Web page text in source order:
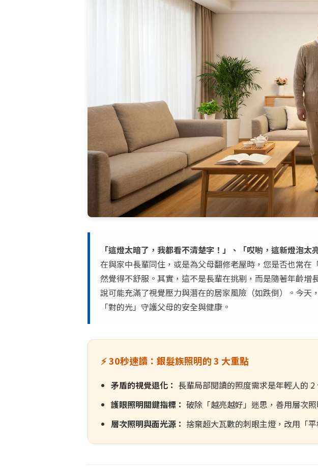
「這燈太暗了，我都看不清楚字！」、「哎喲，這新燈泡太
在與家中長輩同住，或是為父母翻修老屋時，您是否也常
然覺得不舒服。其實，這不是長輩在挑剔，而是隨著年齡
說可能充滿了視覺壓力與潛在的居家風險（如跌倒）。今
「對的光」守護父母的安全與健康。
⚡ 30秒速讀：銀髮族照明的 3 大重點
矛盾的視覺退化： 長輩局部閱讀的照度需求是年輕人的
護眼照明關鍵指標： 破除「越亮越好」迷思，善用層次照
層次照明與面光源： 捨棄超大瓦數的刺眼主燈，改用「